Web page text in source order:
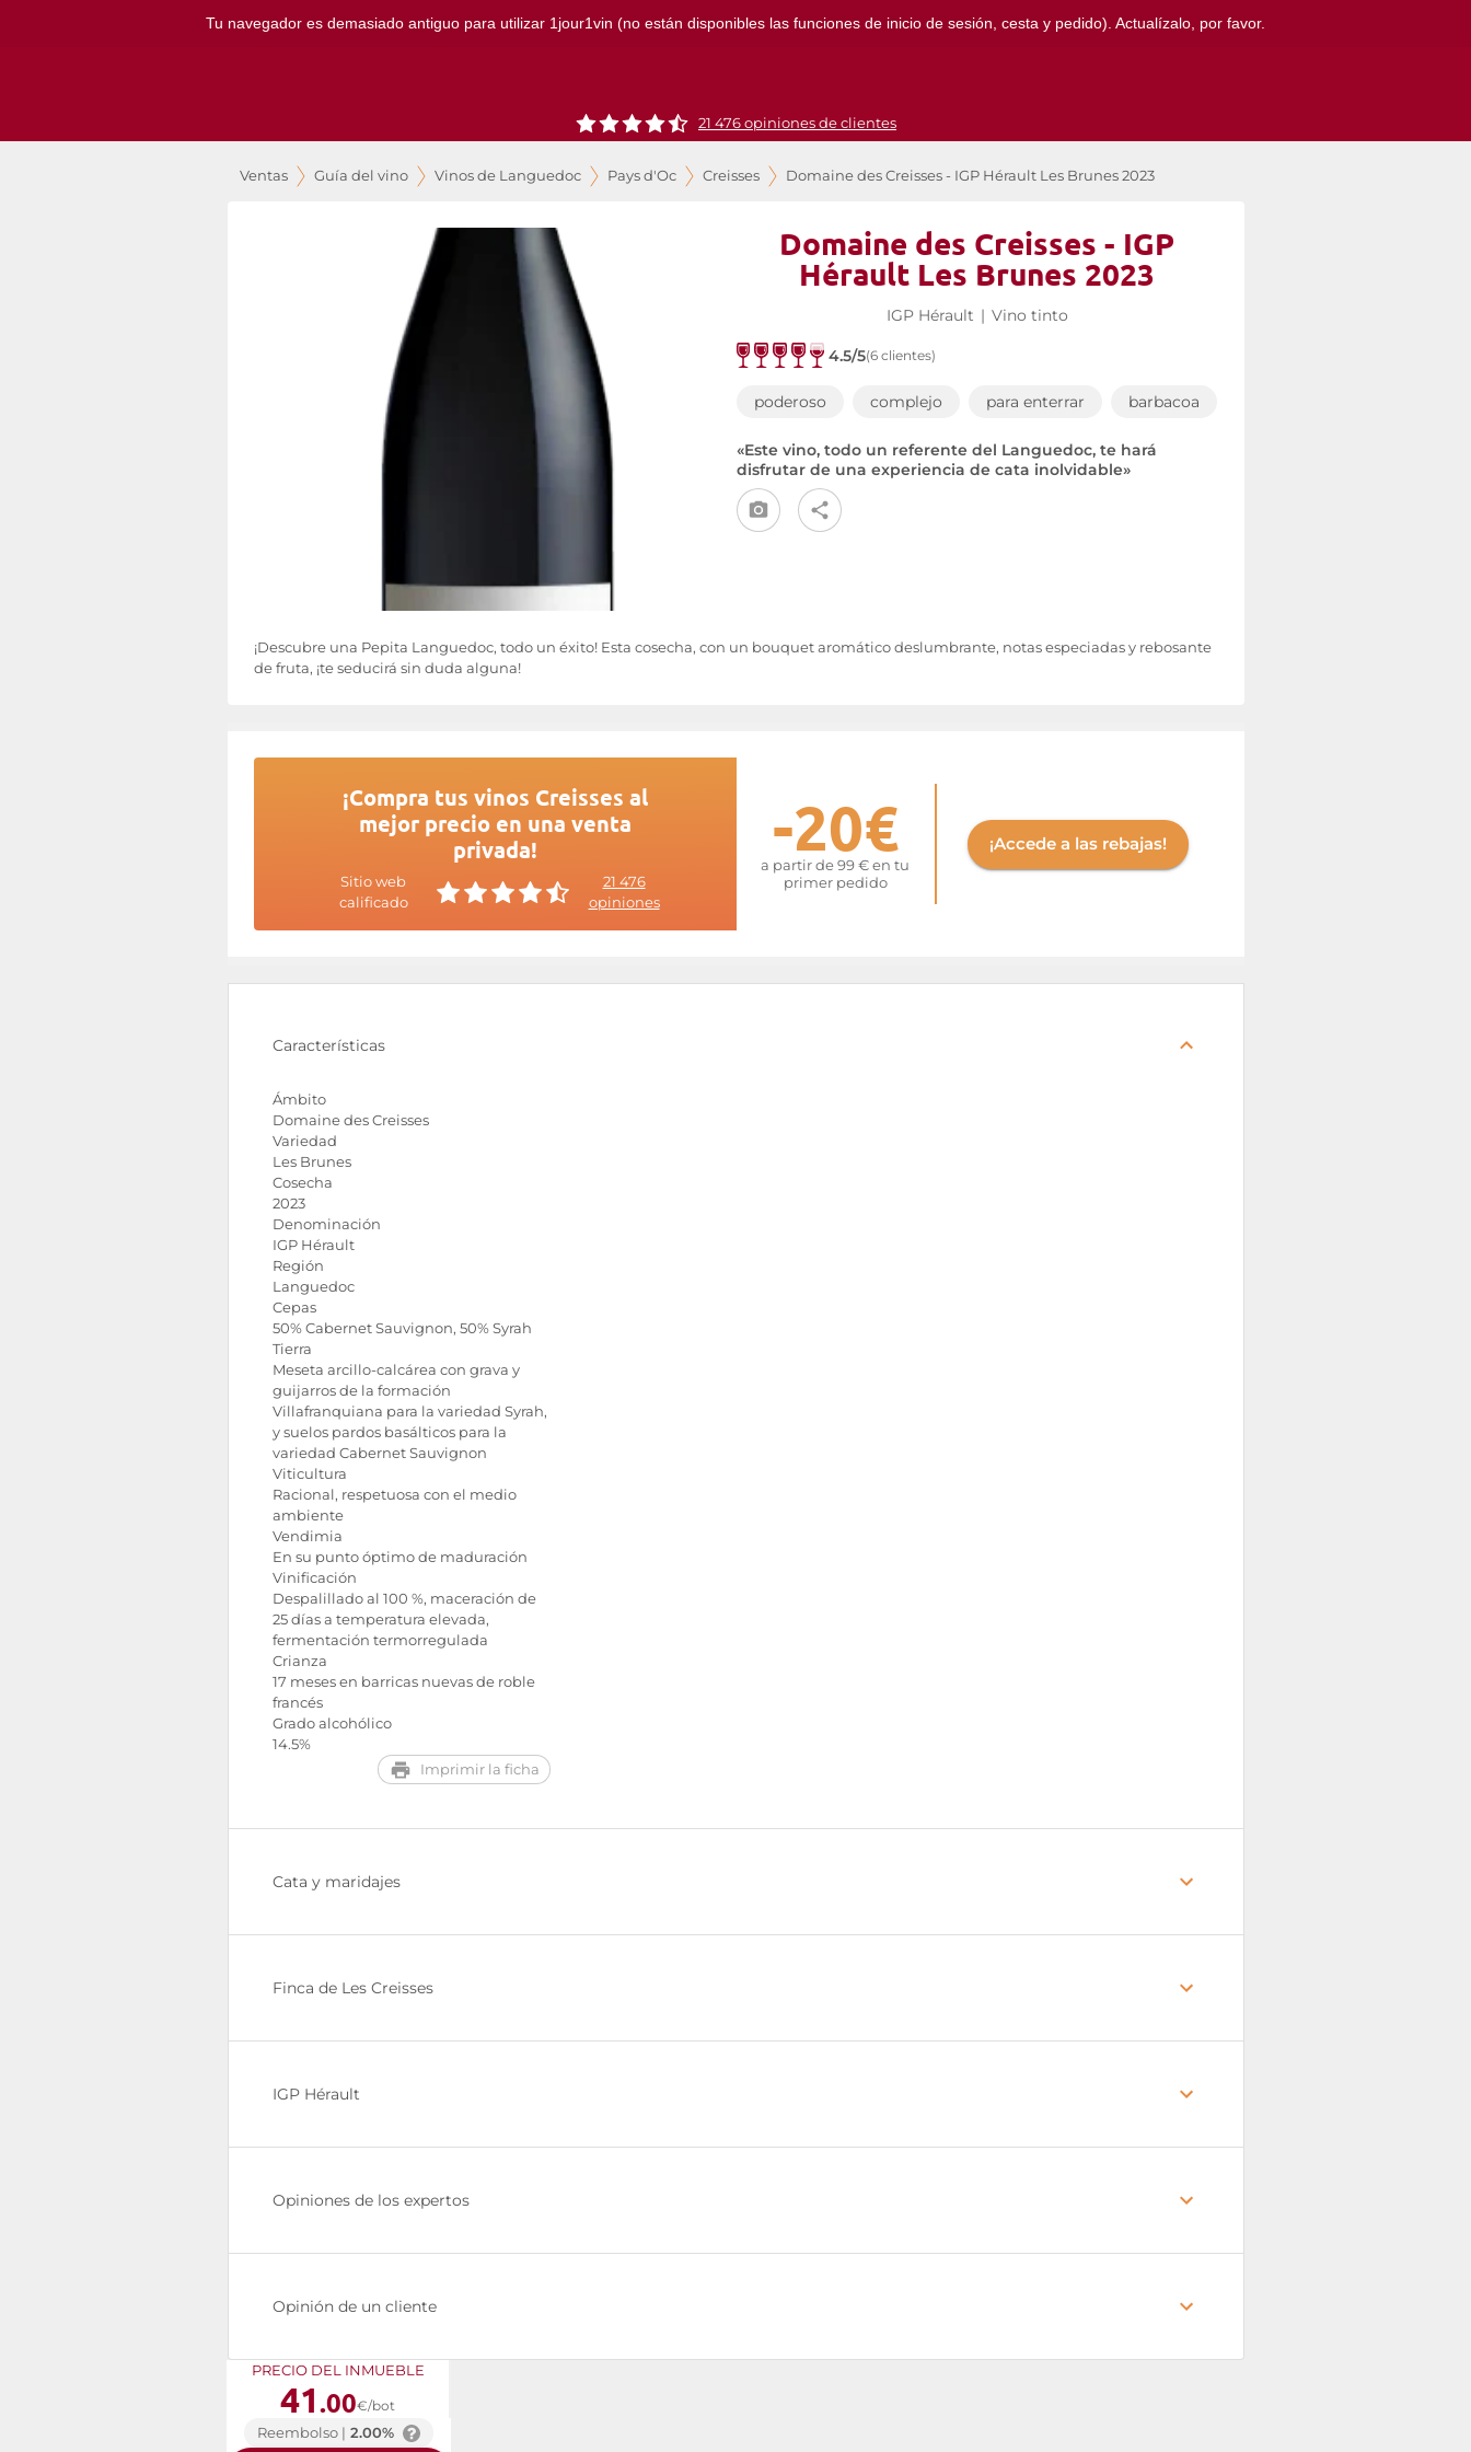
Tu navegador es demasiado antiguo para utilizar 1jour1vin (no están disponibles las funciones de inicio de sesión, cesta y pedido). Actualízalo, por favor.
21 476 opiniones de clientes
Ventas Guía del vino Vinos de Languedoc Pays d'Oc Creisses Domaine des Creisses - IGP Hérault Les Brunes 2023
Domaine des Creisses - IGP
Hérault Les Brunes 2023
IGP Hérault | Vino tinto
4.5/5(6 clientes)
poderoso complejo para enterrar barbacoa
«Este vino, todo un referente del Languedoc, te hará
disfrutar de una experiencia de cata inolvidable»
¡Descubre una Pepita Languedoc, todo un éxito! Esta cosecha, con un bouquet aromático deslumbrante, notas especiadas y rebosante
de fruta, ¡te seducirá sin duda alguna!
¡Compra tus vinos Creisses al
mejor precio en una venta
privada!
Sitio web
calificado
21 476
opiniones
-20€
a partir de 99 € en tu
primer pedido
¡Accede a las rebajas!
Características
Ámbito
Domaine des Creisses
Variedad
Les Brunes
Cosecha
2023
Denominación
IGP Hérault
Región
Languedoc
Cepas
50% Cabernet Sauvignon, 50% Syrah
Tierra
Meseta arcillo-calcárea con grava y
guijarros de la formación
Villafranquiana para la variedad Syrah,
y suelos pardos basálticos para la
variedad Cabernet Sauvignon
Viticultura
Racional, respetuosa con el medio
ambiente
Vendimia
En su punto óptimo de maduración
Vinificación
Despalillado al 100 %, maceración de
25 días a temperatura elevada,
fermentación termorregulada
Crianza
17 meses en barricas nuevas de roble
francés
Grado alcohólico
14.5%
Imprimir la ficha
Cata y maridajes
Finca de Les Creisses
IGP Hérault
Opiniones de los expertos
Opinión de un cliente
PRECIO DEL INMUEBLE
41.00€/bot
Reembolso | 2.00%